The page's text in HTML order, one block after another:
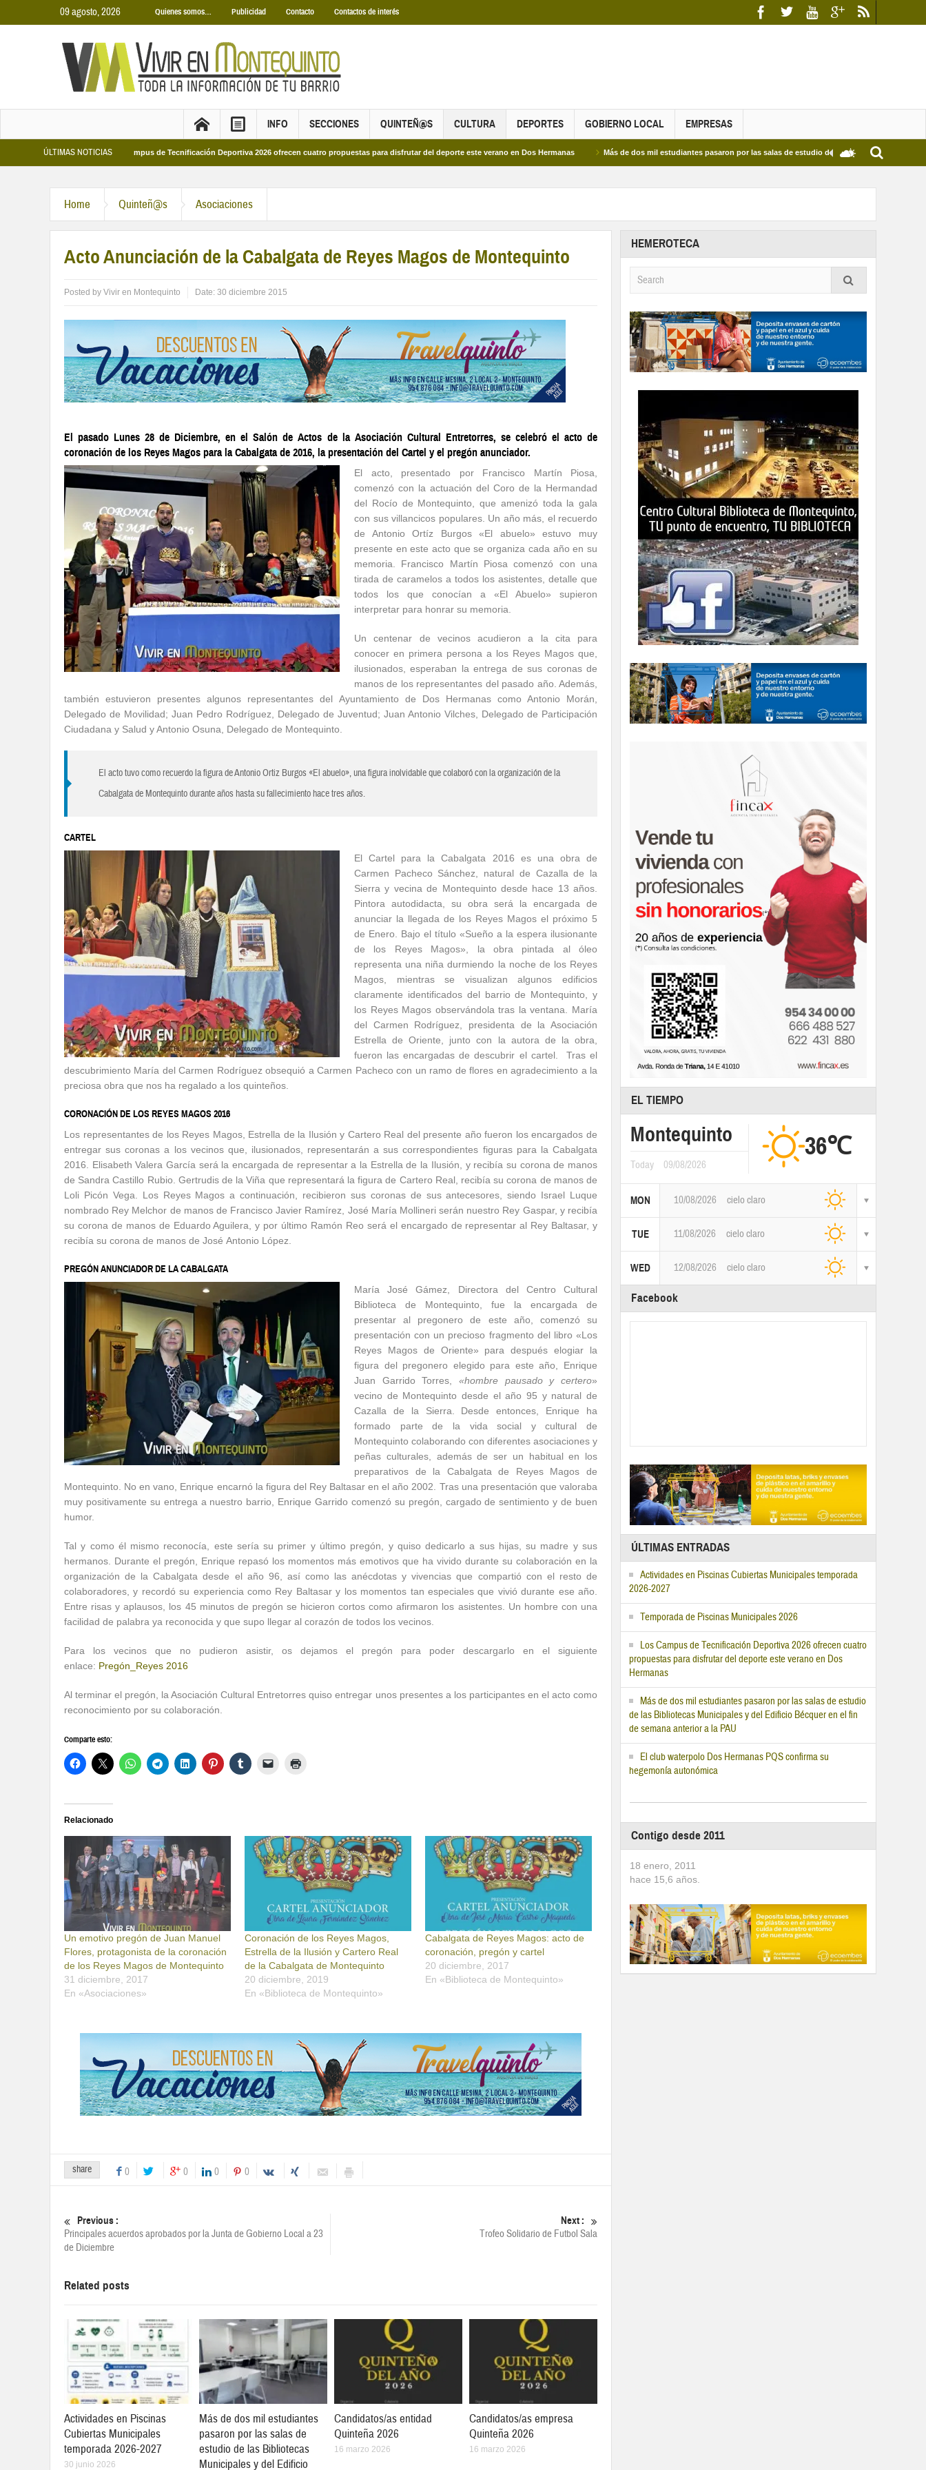
09 agosto, 2026 Quienes somos… Publicidad Contacto Contactos de interés
INFO SECCIONES QUINTEÑ@S CULTURA DEPORTES GOBIERNO LOCAL EMPRESAS
ÚLTIMAS NOTICIAS
Los Campus de Tecnificación Deportiva 2026 ofrecen cuatro propuestas para disfrutar del deporte este verano en Dos Hermanas Más de dos mil estudiantes pasaron por las salas de estudio de las Bibliotecas Municipales y del
Home Quinteñ@s Asociaciones
Acto Anunciación de la Cabalgata de Reyes Magos de Montequinto
Posted by Vivir en Montequinto Date: 30 diciembre 2015
El pasado Lunes 28 de Diciembre, en el Salón de Actos de la Asociación Cultural Entretorres, se celebró el acto de
coronación de los Reyes Magos para la Cabalgata de 2016, la presentación del Cartel y el pregón anunciador.
El acto, presentado por Francisco Martín Piosa,
comenzó con la actuación del Coro de la Hermandad
del Rocío de Montequinto, que amenizó toda la gala
con sus villancicos populares. Un año más, el recuerdo
de Antonio Ortíz Burgos «El abuelo» estuvo muy
presente en este acto que se organiza cada año en su
memoria. Francisco Martín Piosa comenzó con una
tirada de caramelos a todos los asistentes, detalle que
todos los que conocían a «El Abuelo» supieron
interpretar para honrar su memoria.
Un centenar de vecinos acudieron a la cita para
conocer en primera persona a los Reyes Magos que,
ilusionados, esperaban la entrega de sus coronas de
manos de los representantes del pasado año. Además,
también estuvieron presentes algunos representantes del Ayuntamiento de Dos Hermanas como Antonio Morán,
Delegado de Movilidad; Juan Pedro Rodríguez, Delegado de Juventud; Juan Antonio Vilches, Delegado de Participación
Ciudadana y Salud y Antonio Osuna, Delegado de Montequinto.
El acto tuvo como recuerdo la figura de Antonio Ortiz Burgos «El abuelo», una figura inolvidable que colaboró con la organización de la
Cabalgata de Montequinto durante años hasta su fallecimiento hace tres años.
CARTEL
El Cartel para la Cabalgata 2016 es una obra de
Carmen Pacheco Sánchez, natural de Cazalla de la
Sierra y vecina de Montequinto desde hace 13 años.
Pintora autodidacta, su obra será la encargada de
anunciar la llegada de los Reyes Magos el próximo 5
de Enero. Bajo el título «Sueño a la espera ilusionante
de los Reyes Magos», la obra pintada al óleo
representa una niña durmiendo la noche de los Reyes
Magos, mientras se visualizan algunos edificios
claramente identificados del barrio de Montequinto, y
los Reyes Magos observándola tras la ventana. María
del Carmen Rodríguez, presidenta de la Asociación
Estrella de Oriente, junto con la autora de la obra,
fueron las encargadas de descubrir el cartel. Tras el
descubrimiento María del Carmen Rodríguez obsequió a Carmen Pacheco con un ramo de flores en agradecimiento a la
preciosa obra que nos ha regalado a los quinteños.
CORONACIÓN DE LOS REYES MAGOS 2016
Los representantes de los Reyes Magos, Estrella de la Ilusión y Cartero Real del presente año fueron los encargados de
entregar sus coronas a los vecinos que, ilusionados, representarán a sus correspondientes figuras para la Cabalgata
2016. Elisabeth Valera García será la encargada de representar a la Estrella de la Ilusión, y recibía su corona de manos
de Sandra Castillo Rubio. Gertrudis de la Viña que representará la figura de Cartero Real, recibía su corona de manos de
Loli Picón Vega. Los Reyes Magos a continuación, recibieron sus coronas de sus antecesores, siendo Israel Luque
nombrado Rey Melchor de manos de Francisco Javier Ramírez, José María Mollineri serán nuestro Rey Gaspar, y recibía
su corona de manos de Eduardo Aguilera, y por último Ramón Reo será el encargado de representar al Rey Baltasar, y
recibía su corona de manos de José Antonio López.
PREGÓN ANUNCIADOR DE LA CABALGATA
María José Gámez, Directora del Centro Cultural
Biblioteca de Montequinto, fue la encargada de
presentar al pregonero de este año, comenzó su
presentación con un precioso fragmento del libro «Los
Reyes Magos de Oriente» para después elogiar la
figura del pregonero elegido para este año, Enrique
Juan Garrido Torres, «hombre pausado y certero»
vecino de Montequinto desde el año 95 y natural de
Cazalla de la Sierra. Desde entonces, Enrique ha
formado parte de la vida social y cultural de
Montequinto colaborando con diferentes asociaciones y
peñas culturales, además de ser un habitual en los
preparativos de la Cabalgata de Reyes Magos de
Montequinto. No en vano, Enrique encarnó la figura del Rey Baltasar en el año 2002. Tras una presentación que valoraba
muy positivamente su entrega a nuestro barrio, Enrique Garrido comenzó su pregón, cargado de sentimiento y de buen
humor.
Tal y como él mismo reconocía, este sería su primer y último pregón, y quiso dedicarlo a sus hijas, su madre y sus
hermanos. Durante el pregón, Enrique repasó los momentos más emotivos que ha vivido durante su colaboración en la
organización de la Cabalgata desde el año 96, así como las anécdotas y vivencias que compartió con el resto de
colaboradores, y recordó su experiencia como Rey Baltasar y los momentos tan especiales que vivió durante ese año.
Entre risas y aplausos, los 45 minutos de pregón se hicieron cortos como afirmaron los asistentes. Un hombre con una
facilidad de palabra ya reconocida y que supo llegar al corazón de todos los vecinos.
Para los vecinos que no pudieron asistir, os dejamos el pregón para poder descargarlo en el siguiente
enlace: Pregón_Reyes 2016
Al terminar el pregón, la Asociación Cultural Entretorres quiso entregar unos presentes a los participantes en el acto como
reconocimiento por su colaboración.
Comparte esto:
Relacionado
Un emotivo pregón de Juan Manuel
Flores, protagonista de la coronación
de los Reyes Magos de Montequinto
31 diciembre, 2017
En «Asociaciones»
Coronación de los Reyes Magos,
Estrella de la Ilusión y Cartero Real
de la Cabalgata de Montequinto
20 diciembre, 2019
En «Biblioteca de Montequinto»
Cabalgata de Reyes Magos: acto de
coronación, pregón y cartel
20 diciembre, 2017
En «Biblioteca de Montequinto»
share 0 0 0 0
Previous :
Principales acuerdos aprobados por la Junta de Gobierno Local a 23
de Diciembre
Next :
Trofeo Solidario de Futbol Sala
Related posts
Actividades en Piscinas
Cubiertas Municipales
temporada 2026-2027
30 junio 2026
Más de dos mil estudiantes
pasaron por las salas de
estudio de las Bibliotecas
Municipales y del Edificio
Candidatos/as entidad
Quinteña 2026
16 marzo 2026
Candidatos/as empresa
Quinteña 2026
16 marzo 2026
HEMEROTECA
EL TIEMPO
Montequinto
Today 09/08/2026
36℃
MON 10/08/2026 cielo claro
TUE 11/08/2026 cielo claro
WED 12/08/2026 cielo claro
Facebook
ÚLTIMAS ENTRADAS
Actividades en Piscinas Cubiertas Municipales temporada
2026-2027
Temporada de Piscinas Municipales 2026
Los Campus de Tecnificación Deportiva 2026 ofrecen cuatro
propuestas para disfrutar del deporte este verano en Dos
Hermanas
Más de dos mil estudiantes pasaron por las salas de estudio
de las Bibliotecas Municipales y del Edificio Bécquer en el fin
de semana anterior a la PAU
El club waterpolo Dos Hermanas PQS confirma su
hegemonía autonómica
Contigo desde 2011
18 enero, 2011
hace 15,6 años.